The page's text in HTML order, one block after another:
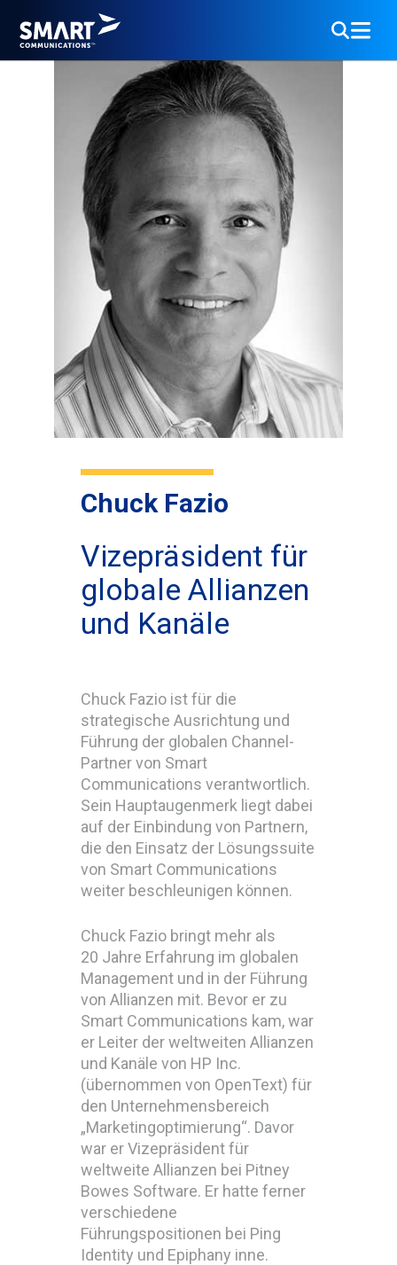
Chuck Fazio
Vizepräsident für
globale Allianzen
und Kanäle
Chuck Fazio ist für die
strategische Ausrichtung und
Führung der globalen Channel-
Partner von Smart
Communications verantwortlich.
Sein Hauptaugenmerk liegt dabei
auf der Einbindung von Partnern,
die den Einsatz der Lösungssuite
von Smart Communications
weiter beschleunigen können.
Chuck Fazio bringt mehr als
20 Jahre Erfahrung im globalen
Management und in der Führung
von Allianzen mit. Bevor er zu
Smart Communications kam, war
er Leiter der weltweiten Allianzen
und Kanäle von HP Inc.
(übernommen von OpenText) für
den Unternehmensbereich
„Marketingoptimierung“. Davor
war er Vizepräsident für
weltweite Allianzen bei Pitney
Bowes Software. Er hatte ferner
verschiedene
Führungspositionen bei Ping
Identity und Epiphany inne.